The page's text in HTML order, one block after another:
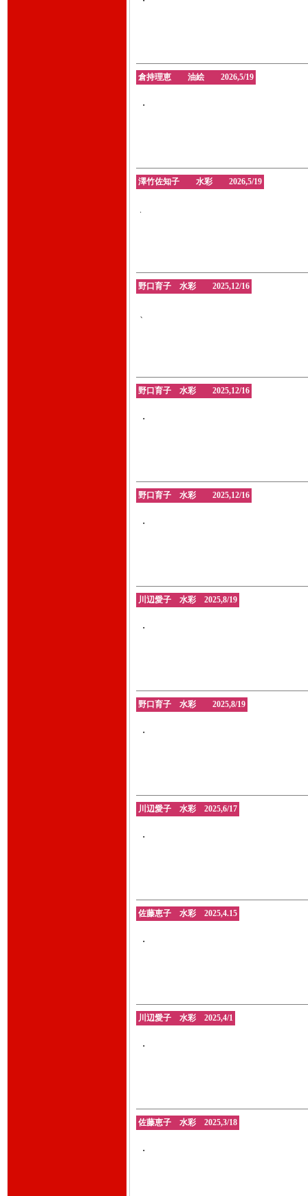
倉持理恵 油絵 2026,5/19
・
澤竹佐知子 水彩 2026,5/19
.
野口育子 水彩 2025,12/16
、
野口育子 水彩 2025,12/16
・
野口育子 水彩 2025,12/16
・
川辺愛子 水彩 2025,8/19
・
野口育子 水彩 2025,8/19
・
川辺愛子 水彩 2025,6/17
・
佐藤恵子 水彩 2025,4.15
・
川辺愛子 水彩 2025,4/1
・
佐藤恵子 水彩 2025,3/18
・